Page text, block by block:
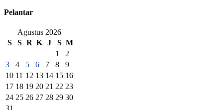
Pelantar
Agustus 2026
S
S R K J S M
1
2
3
4 5 6 7 8
9
10 11 12 13 14 15 16
17 18 19 20 21 22 23
24 25 26 27 28 29 30
31